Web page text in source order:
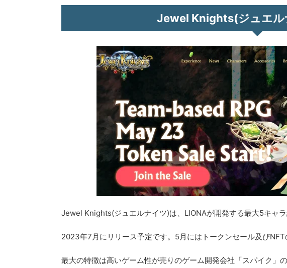
Jewel Knights(ジュエル
Jewel Knights(ジュエルナイツ)は、 LIONAが開発する最大5キャラ
2023年7月にリリース予定です。5月にはトークンセール及びNFT
最大の特徴は高いゲーム性が売りのゲーム開発会社「スパイク」